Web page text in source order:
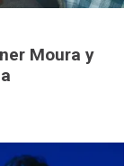
Moura y